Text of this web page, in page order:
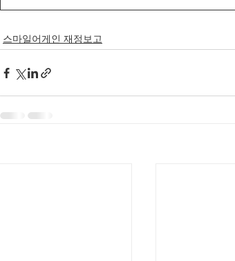
스마일어게인 재정보고